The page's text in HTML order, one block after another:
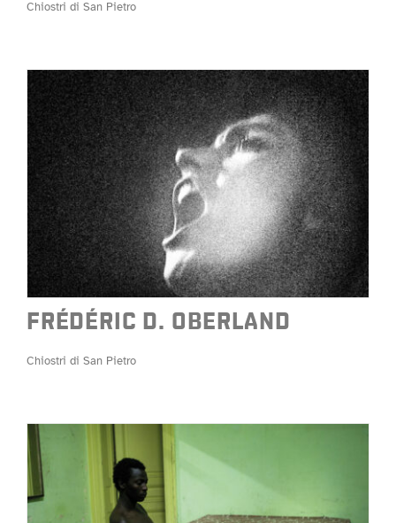
Chiostri di San Pietro
FRÉDÉRIC D. OBERLAND
Chiostri di San Pietro
FRÉDÉRIC D. OBERLAND
Chiostri di San Pietro